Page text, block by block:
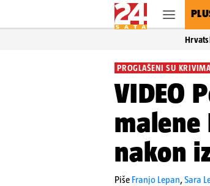
PROGLAŠENI SU KRIVIMA
VIDEO
malene
nakon
Piše Franjo Lepan,Sara